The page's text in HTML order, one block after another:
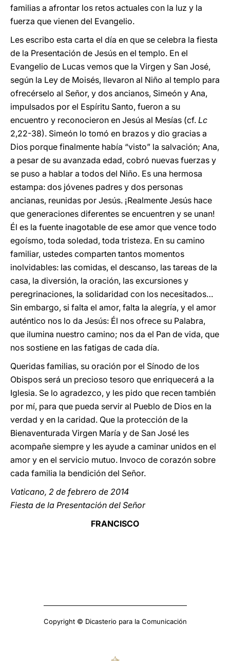
familias a afrontar los retos actuales con la luz y la
fuerza que vienen del Evangelio.
Les escribo esta carta el día en que se celebra la fiesta
de la Presentación de Jesús en el templo. En el
Evangelio de Lucas vemos que la Virgen y San José,
según la Ley de Moisés, llevaron al Niño al templo para
ofrecérselo al Señor, y dos ancianos, Simeón y Ana,
impulsados por el Espíritu Santo, fueron a su
encuentro y reconocieron en Jesús al Mesías (cf. Lc
2,22-38). Simeón lo tomó en brazos y dio gracias a
Dios porque finalmente había “visto” la salvación; Ana,
a pesar de su avanzada edad, cobró nuevas fuerzas y
se puso a hablar a todos del Niño. Es una hermosa
estampa: dos jóvenes padres y dos personas
ancianas, reunidas por Jesús. ¡Realmente Jesús hace
que generaciones diferentes se encuentren y se unan!
Él es la fuente inagotable de ese amor que vence todo
egoísmo, toda soledad, toda tristeza. En su camino
familiar, ustedes comparten tantos momentos
inolvidables: las comidas, el descanso, las tareas de la
casa, la diversión, la oración, las excursiones y
peregrinaciones, la solidaridad con los necesitados…
Sin embargo, si falta el amor, falta la alegría, y el amor
auténtico nos lo da Jesús: Él nos ofrece su Palabra,
que ilumina nuestro camino; nos da el Pan de vida, que
nos sostiene en las fatigas de cada día.
Queridas familias, su oración por el Sínodo de los
Obispos será un precioso tesoro que enriquecerá a la
Iglesia. Se lo agradezco, y les pido que recen también
por mí, para que pueda servir al Pueblo de Dios en la
verdad y en la caridad. Que la protección de la
Bienaventurada Virgen María y de San José les
acompañe siempre y les ayude a caminar unidos en el
amor y en el servicio mutuo. Invoco de corazón sobre
cada familia la bendición del Señor.
Vaticano, 2 de febrero de 2014
Fiesta de la Presentación del Señor
FRANCISCO
Copyright © Dicasterio para la Comunicación